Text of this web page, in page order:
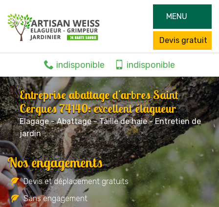
MENU
Devis gratuit
indisponible indisponible
Entreprise abattage d'arbres Saint
Cergues 74140: excellent élagueur
Elagage - Abattage - Taille de haie - Entretien de
jardin
Nos engagements
Devis et déplacement gratuits
Sans engagement